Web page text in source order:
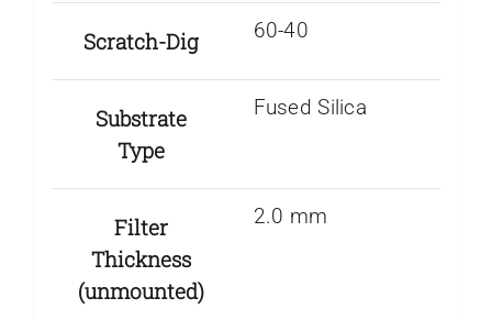
Scratch-Dig 60-40
Substrate
Type
Fused Silica
Filter
Thickness
(unmounted)
2.0 mm